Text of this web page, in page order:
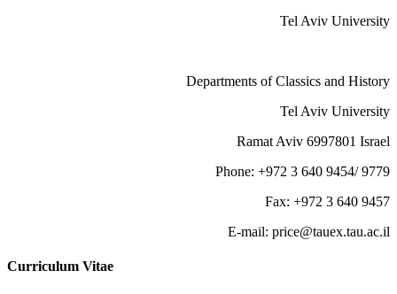
Tel Aviv University
Departments of Classics and History
Tel Aviv University
Ramat Aviv 6997801 Israel
Phone: +972 3 640 9454/ 9779
Fax: +972 3 640 9457
E-mail: price@tauex.tau.ac.il
Curriculum Vitae